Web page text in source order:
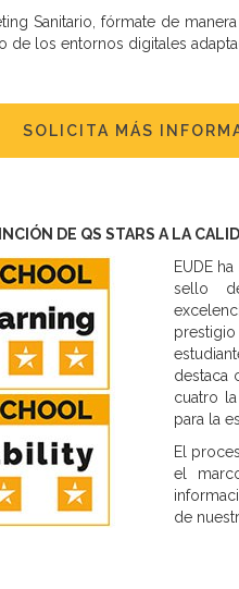
Sanitario, fórmate de
de los entornos digitales
SOLICITA MÁS
DE QS STARS A LA
EUDE
sello
destaca
cuatro
para la
El
el
de